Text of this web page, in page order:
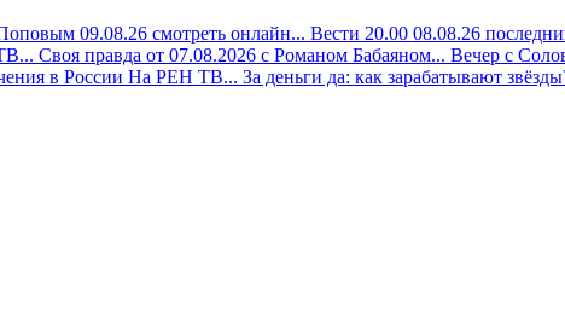
09.08.26 смотреть онлайн... Вести 20.00 08.08.26
Своя правда от 07.08.2026 с Романом Бабаяном... Вечер с
в России На РЕН ТВ... За деньги да: как зарабатывают